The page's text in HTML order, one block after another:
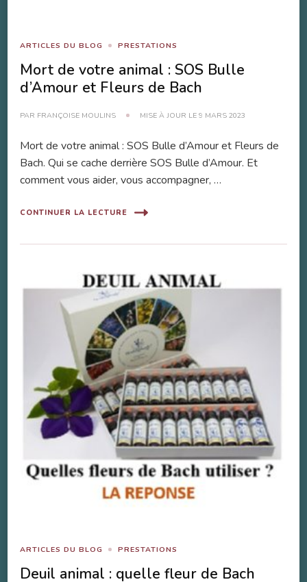
ARTICLES DU BLOG PRESTATIONS
Mort de votre animal : SOS Bulle
d’Amour et Fleurs de Bach
PAR FRANÇOISE MOULINS MISE À JOUR LE 9 MARS 2023
Mort de votre animal : SOS Bulle d’Amour et Fleurs de
Bach. Qui se cache derrière SOS Bulle d’Amour. Et
comment vous aider, vous accompagner, …
CONTINUER LA LECTURE
ARTICLES DU BLOG PRESTATIONS
Deuil animal : quelle fleur de Bach